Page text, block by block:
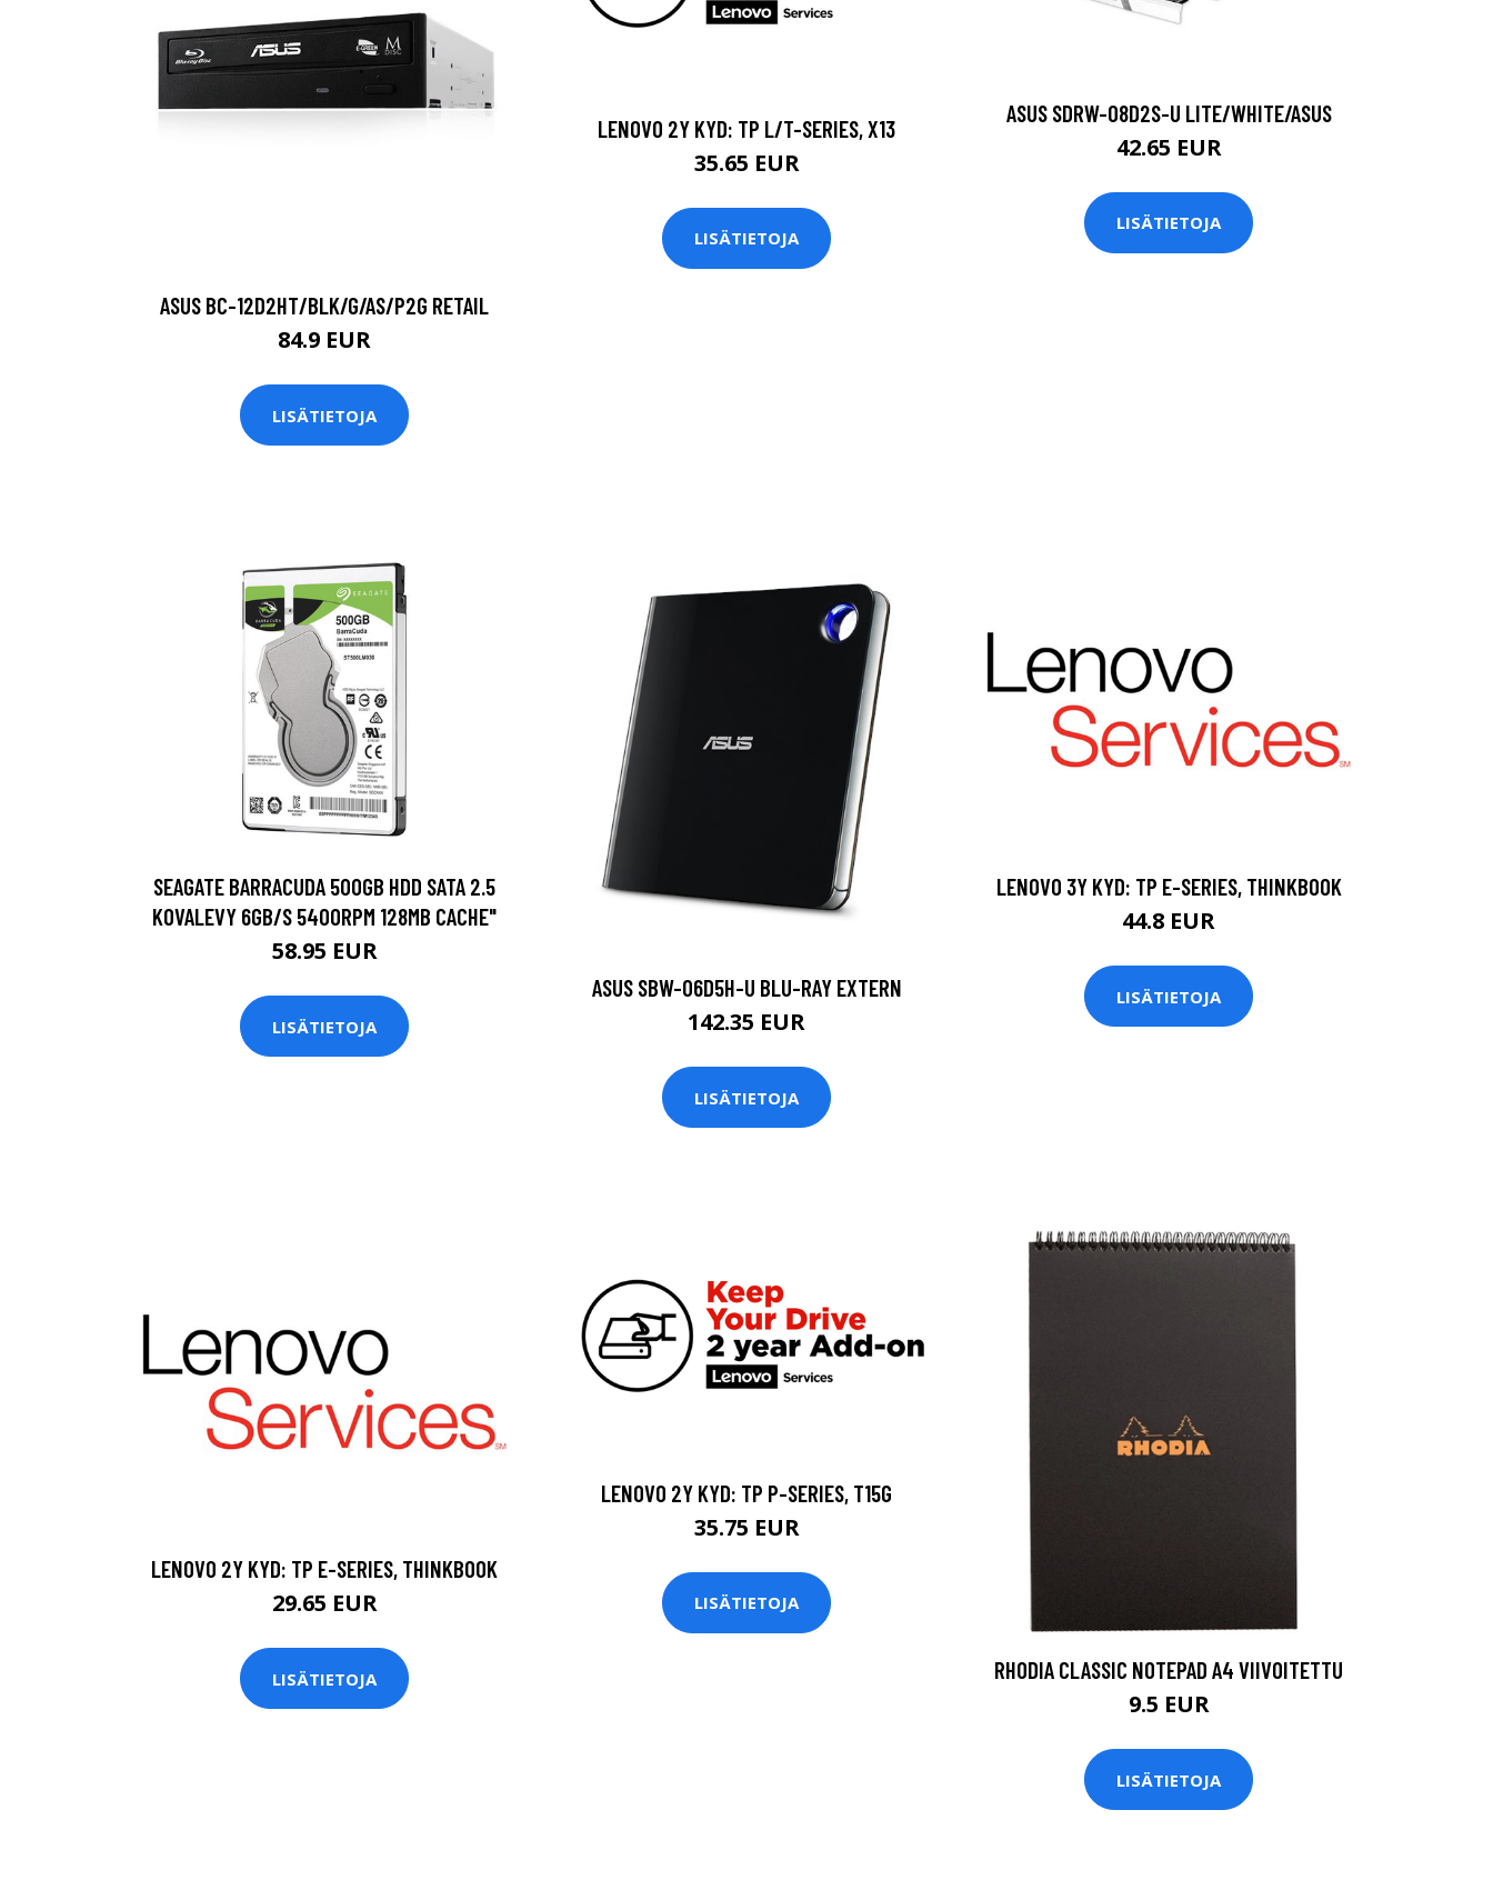
ASUS BC-12D2HT/BLK/G/AS/P2G RETAIL
84.9 EUR
LISÄTIETOJA
LENOVO 2Y KYD: TP L/T-SERIES, X13
35.65 EUR
LISÄTIETOJA
ASUS SDRW-08D2S-U LITE/WHITE/ASUS
42.65 EUR
LISÄTIETOJA
SEAGATE BARRACUDA 500GB HDD SATA 2.5
KOVALEVY 6GB/S 5400RPM 128MB CACHE"
58.95 EUR
LISÄTIETOJA
ASUS SBW-06D5H-U BLU-RAY EXTERN
142.35 EUR
LISÄTIETOJA
LENOVO 3Y KYD: TP E-SERIES, THINKBOOK
44.8 EUR
LISÄTIETOJA
LENOVO 2Y KYD: TP E-SERIES, THINKBOOK
29.65 EUR
LISÄTIETOJA
LENOVO 2Y KYD: TP P-SERIES, T15G
35.75 EUR
LISÄTIETOJA
RHODIA CLASSIC NOTEPAD A4 VIIVOITETTU
9.5 EUR
LISÄTIETOJA